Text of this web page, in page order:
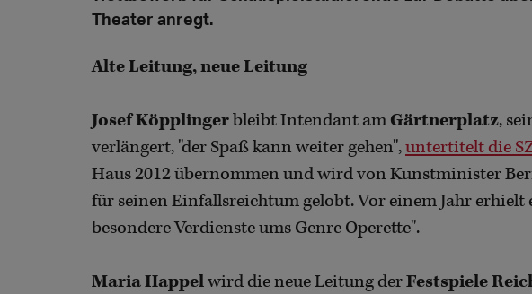
Theater anregt.
Alte Leitung, neue Leitung
Josef Köpplingerbleibt Intendant am Gärtnerplatz,
verlängert, "der Spaß kann weiter gehen",untertitelt die
Haus 2012 übernommen und wird von Kunstminister
für seinen Einfallsreichtum gelobt. Vor einem Jahr erhielt
besondere Verdienste ums Genre Operette".
Maria Happelwird die neue Leitung derFestspiele